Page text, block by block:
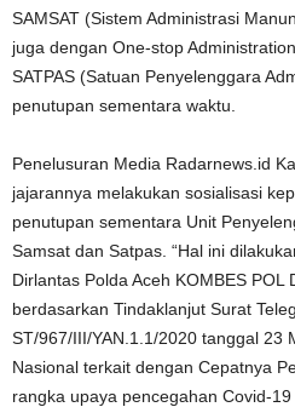
SAMSAT (Sistem Administrasi
juga dengan One-stop
SATPAS (Satuan Penyelenggara
penutupan sementara waktu.
Penelusuran Media Radarnews.id
jajarannya melakukan sosialisasi
penutupan sementara Unit
Samsat dan Satpas. “Hal ini
Dirlantas Polda Aceh KOMBES POL
berdasarkan Tindaklanjut Surat
ST/967/III/YAN.1.1/2020 tanggal 23
Nasional terkait dengan Cepatnya
rangka upaya pencegahan Covid-